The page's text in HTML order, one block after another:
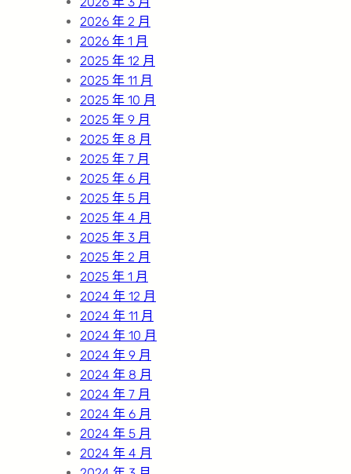
2026 年 2 月
2026 年 1 月
2025 年 12 月
2025 年 11 月
2025 年 10 月
2025 年 9 月
2025 年 8 月
2025 年 7 月
2025 年 6 月
2025 年 5 月
2025 年 4 月
2025 年 3 月
2025 年 2 月
2025 年 1 月
2024 年 12 月
2024 年 11 月
2024 年 10 月
2024 年 9 月
2024 年 8 月
2024 年 7 月
2024 年 6 月
2024 年 5 月
2024 年 4 月